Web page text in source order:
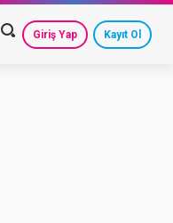
Giriş Yap Kayıt Ol